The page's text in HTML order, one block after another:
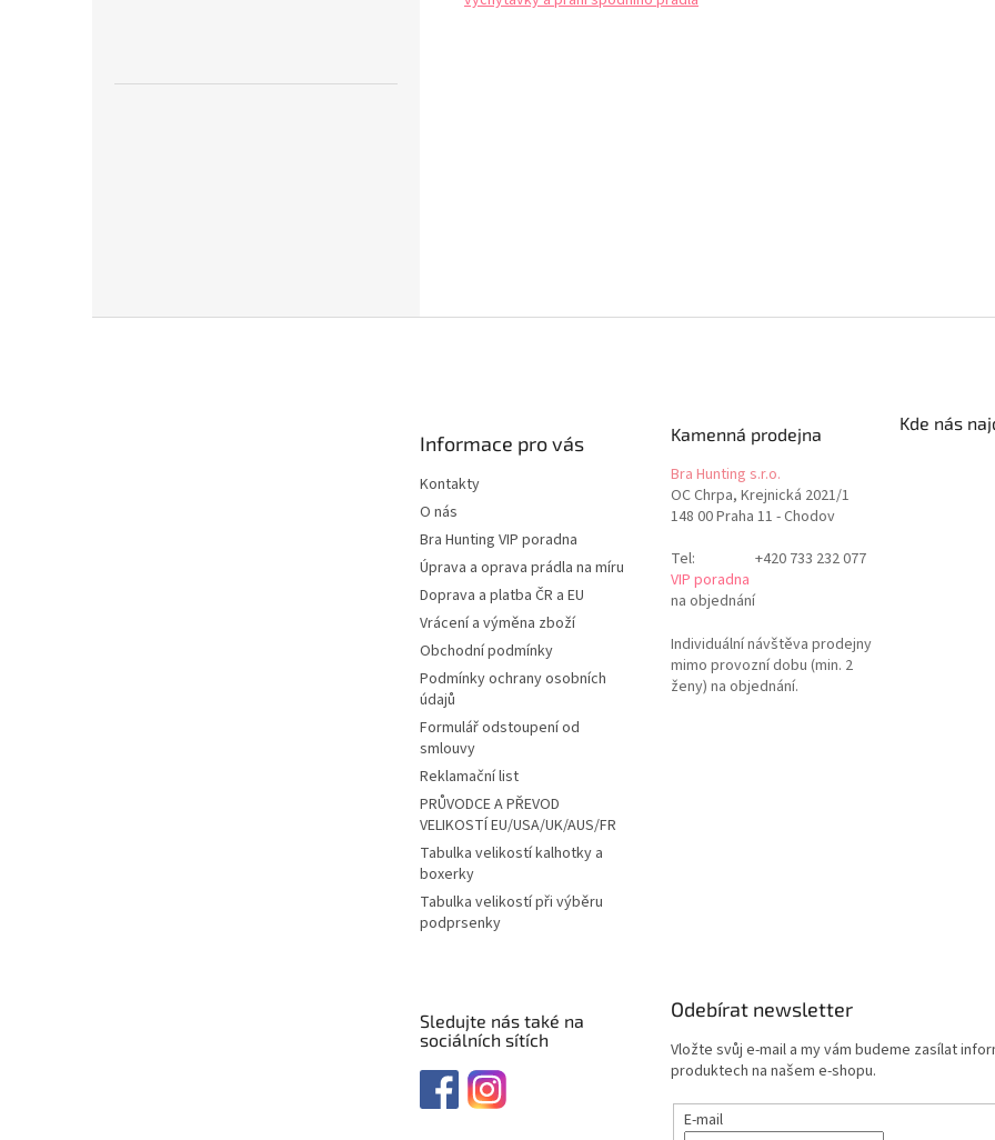
Informace pro vás
Kontakty
O nás
Bra Hunting VIP poradna
Úprava a oprava prádla na míru
Doprava a platba ČR a EU
Vrácení a výměna zboží
Obchodní podmínky
Podmínky ochrany osobních
údajů
Formulář odstoupení od
smlouvy
Reklamační list
PRŮVODCE A PŘEVOD
VELIKOSTÍ EU/USA/UK/AUS/FR
Tabulka velikostí kalhotky a
boxerky
Tabulka velikostí při výběru
podprsenky
Kamenná prodejna
Bra Hunting s.r.o.
OC Chrpa, Krejnická 2021/1
148 00 Praha 11 - Chodov
Tel:
+420 733 232 077
VIP poradna
na objednání
Individuální návštěva prodejny
mimo provozní dobu (min. 2
ženy) na objednání.
Kde nás
Sledujte nás také na
sociálních sítích
Odebírat newsletter
Vložte svůj e-mail a my vám budeme zasílat
produktech na našem e-shopu.
E-mail